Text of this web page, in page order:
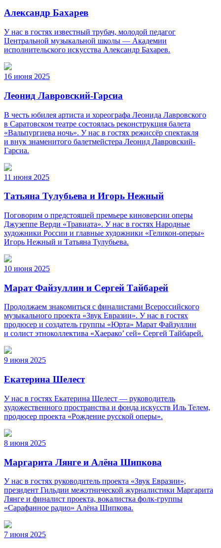
Александр Бахарев
У нас в гостях известный трубач, молодой педагог
Центральной музыкальной школы — Академии
исполнительского искусства Александр Бахарев.
16 июня 2025
Леонид Лавровский-Гарсиа
В честь юбилея артиста и хореографа Леонида Лавровского
в Саратовском театре состоялась реконструкция балета
«Вальпургиева ночь». У нас в гостях режиссёр спектакля
и внук знаменитого балетмейстера Леонид Лавровский-
Гарсиа.
11 июня 2025
Татьяна Тулубьева и Игорь Нежный
Поговорим о предстоящей премьере киноверсии оперы
Джузеппе Верди «Травиата». У нас в гостях Народные
художники России и главные художники «Геликон-оперы»
Игорь Нежный и Татьяна Тулубьева.
10 июня 2025
Марат Файзуллин и Сергей Тайбарей
Продолжаем знакомиться с финалистами Всероссийского
музыкального проекта «Звук Евразии». У нас в гостях
продюсер и создатель группы «Юрта» Марат Файзуллин
и солист этноколлектива «Хаерако’ сей» Сергей Тайбарей.
9 июня 2025
Екатерина Шелест
У нас в гостях Екатерина Шелест — руководитель
художественного пространства и фонда искусств Иль Телем,
продюсер проекта «Рождение русской оперы».
8 июня 2025
Маргарита Лянге и Алёна Шипкова
У нас в гостях руководитель проекта «Звук Евразии»,
президент Гильдии межэтнической журналистики Маргарита
Лянге и финалист проекта, вокалистка фолк-группы
«Сарафанное радио» Алёна Шипкова.
7 июня 2025